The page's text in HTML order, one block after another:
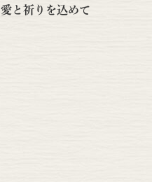
愛と祈りを込めて